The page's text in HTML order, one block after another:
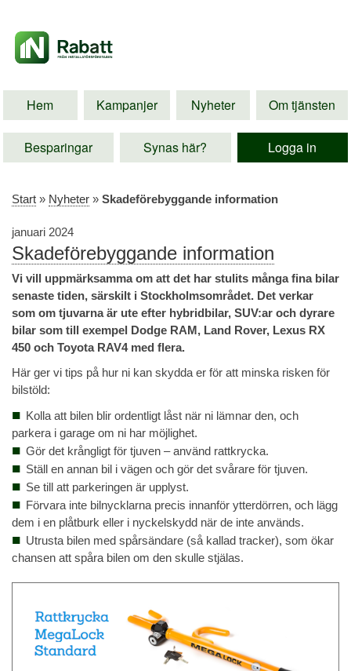
Hem Kampanjer Nyheter Om tjänsten
Besparingar Synas här? Logga in
Start » Nyheter » Skadeförebyggande information
januari 2024
Skadeförebyggande information
Vi vill uppmärksamma om att det har stulits många fina bilar
senaste tiden, särskilt i Stockholmsområdet. Det verkar
som om tjuvarna är ute efter hybridbilar, SUV:ar och dyrare
bilar som till exempel Dodge RAM, Land Rover, Lexus RX
450 och Toyota RAV4 med flera.
Här ger vi tips på hur ni kan skydda er för att minska risken för
bilstöld:
Kolla att bilen blir ordentligt låst när ni lämnar den, och
parkera i garage om ni har möjlighet.
Gör det krångligt för tjuven – använd rattkrycka.
Ställ en annan bil i vägen och gör det svårare för tjuven.
Se till att parkeringen är upplyst.
Förvara inte bilnycklarna precis innanför ytterdörren, och lägg
dem i en plåtburk eller i nyckelskydd när de inte används.
Utrusta bilen med spårsändare (så kallad tracker), som ökar
chansen att spåra bilen om den skulle stjälas.